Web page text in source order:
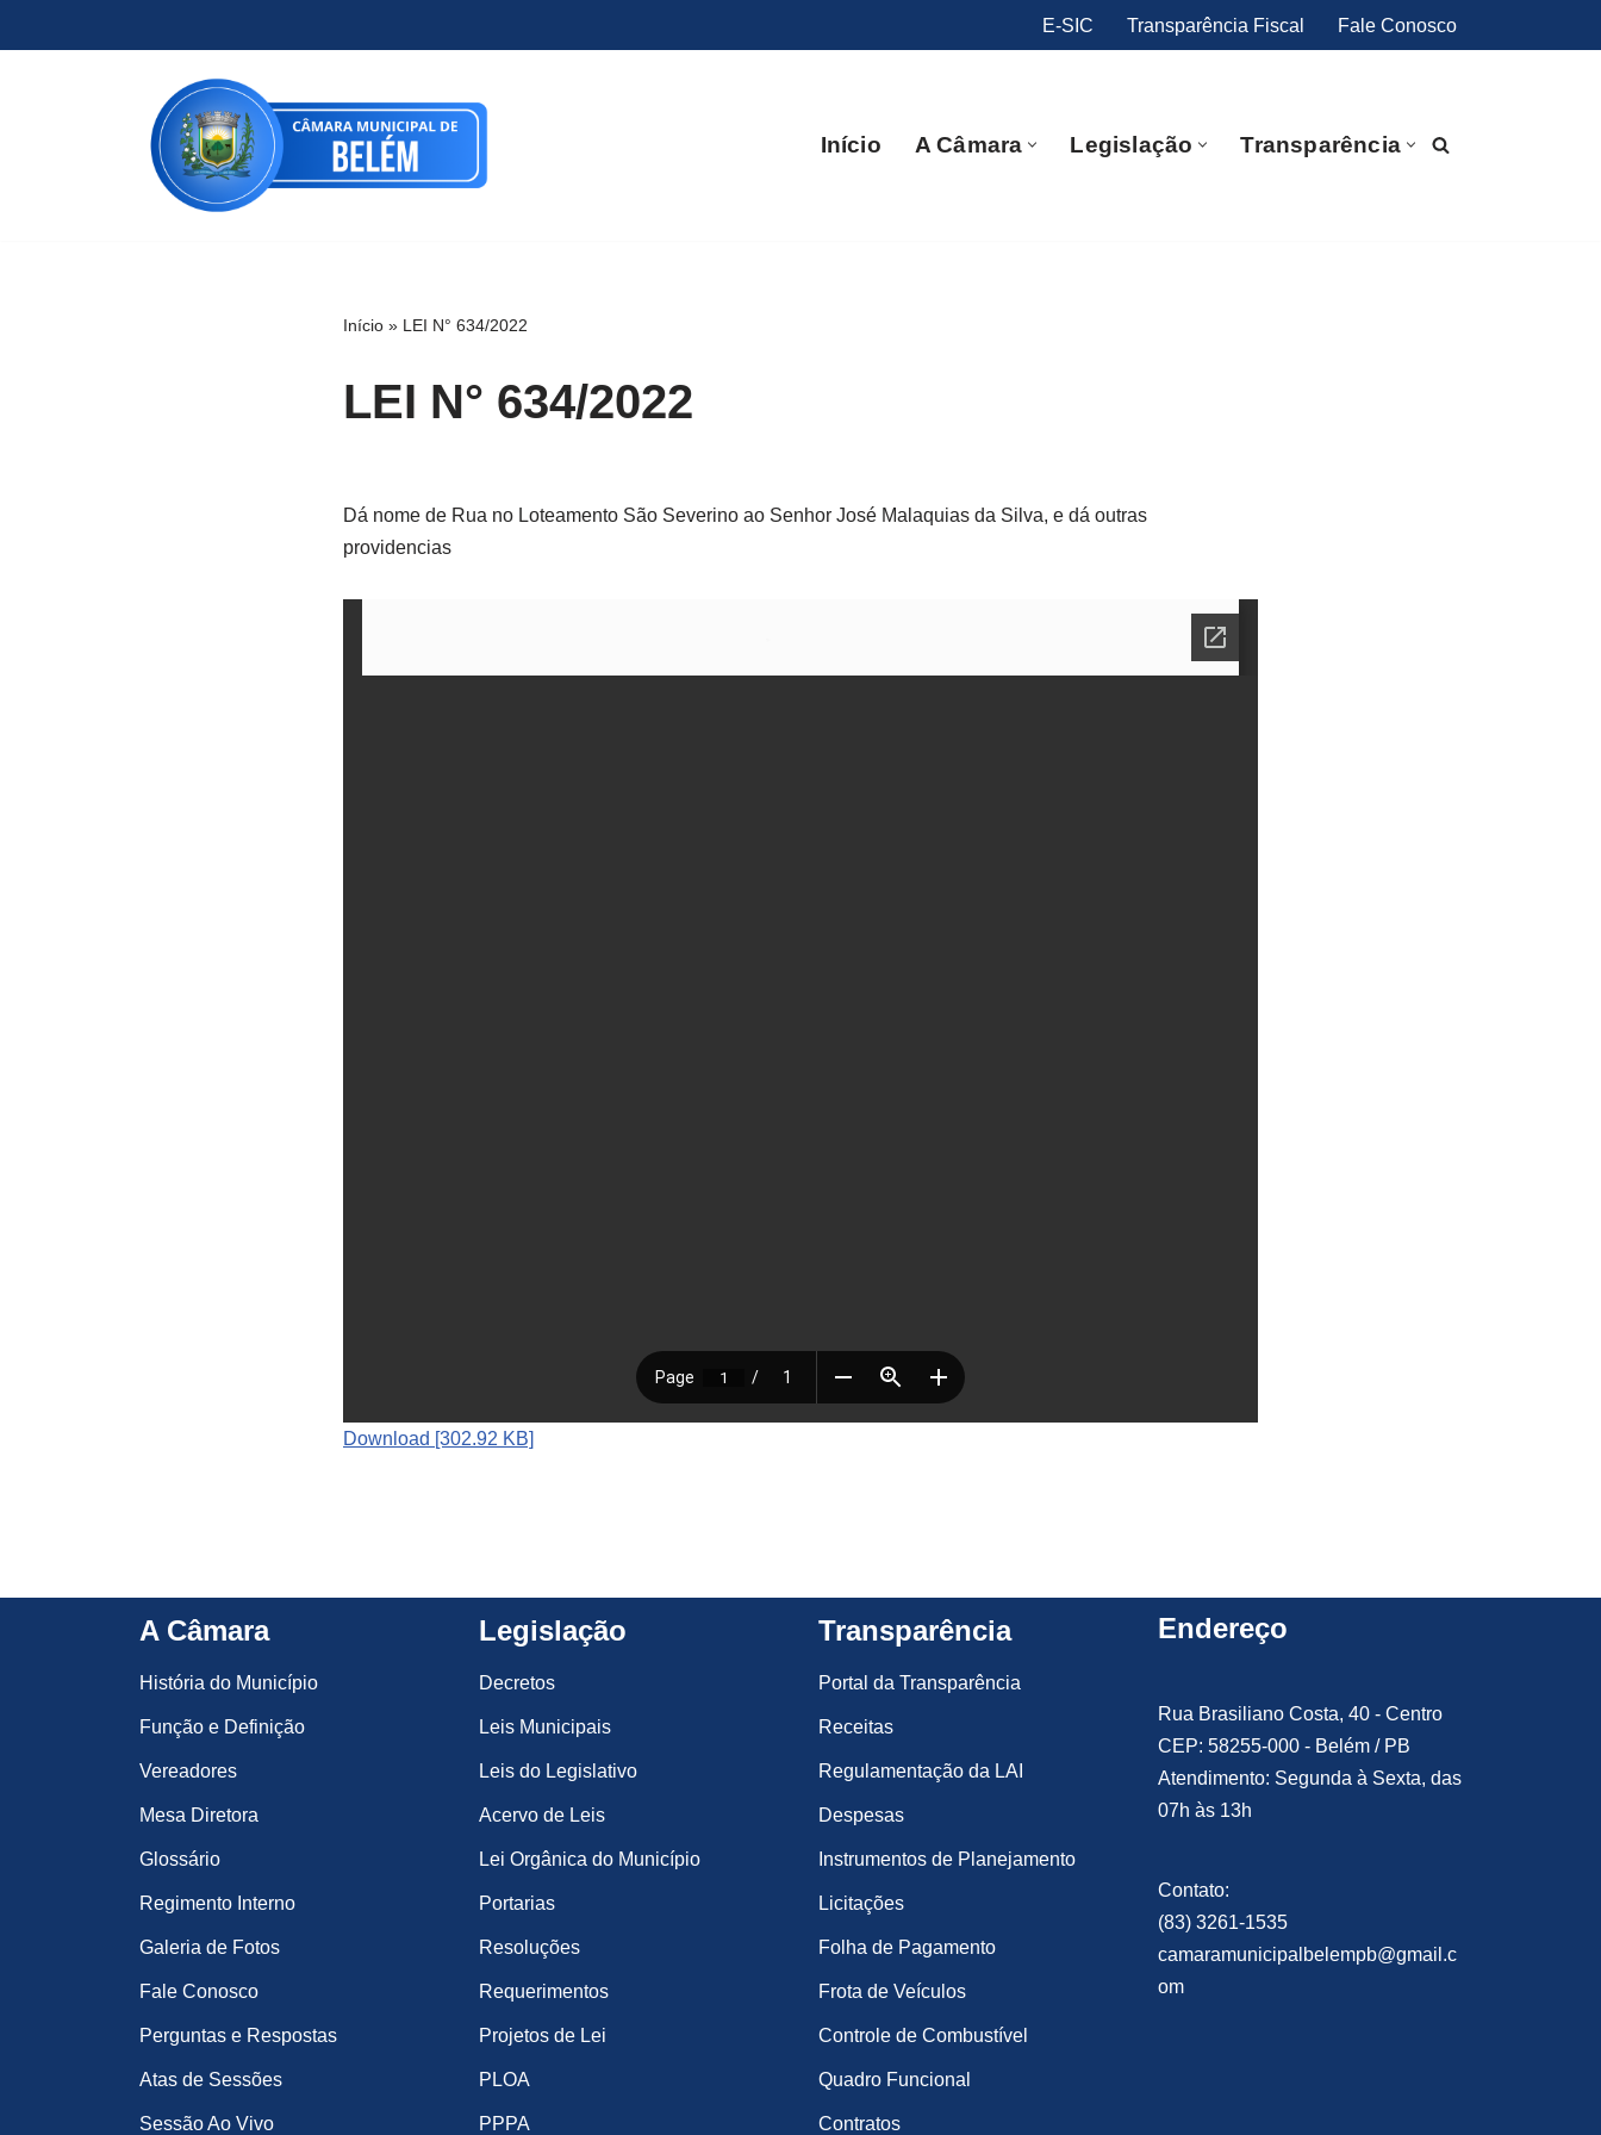
E-SIC Transparência Fiscal Fale Conosco
Início A Câmara Legislação Transparência
Início » LEI N° 634/2022
LEI N° 634/2022
Dá nome de Rua no Loteamento São Severino ao Senhor José Malaquias da Silva, e dá outras
providencias
Download [302.92 KB]
A Câmara
História do Município
Função e Definição
Vereadores
Mesa Diretora
Glossário
Regimento Interno
Galeria de Fotos
Fale Conosco
Perguntas e Respostas
Atas de Sessões
Sessão Ao Vivo
Legislação
Decretos
Leis Municipais
Leis do Legislativo
Acervo de Leis
Lei Orgânica do Município
Portarias
Resoluções
Requerimentos
Projetos de Lei
PLOA
PPPA
Transparência
Portal da Transparência
Receitas
Regulamentação da LAI
Despesas
Instrumentos de Planejamento
Licitações
Folha de Pagamento
Frota de Veículos
Controle de Combustível
Quadro Funcional
Contratos
Endereço
Rua Brasiliano Costa, 40 - Centro
CEP: 58255-000 - Belém / PB
Atendimento: Segunda à Sexta, das
07h às 13h
Contato:
(83) 3261-1535
camaramunicipalbelempb@gmail.c
om